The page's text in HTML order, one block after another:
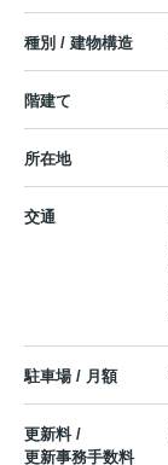
種別 / 建物構造
階建て
所在地
交通
駐車場 / 月額
更新料 /
更新事務手数料